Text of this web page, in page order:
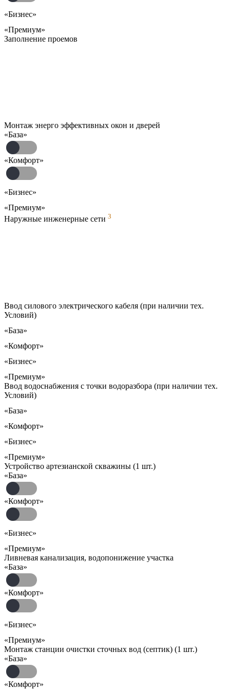
«Бизнес»
«Премиум»
Заполнение проемов
Монтаж энерго эффективных окон и дверей
«База»
«Комфорт»
«Бизнес»
«Премиум»
Наружные инженерные сети 3
Ввод силового электрического кабеля (при наличии тех.
Условий)
«База»
«Комфорт»
«Бизнес»
«Премиум»
Ввод водоснабжения с точки водоразбора (при наличии тех.
Условий)
«База»
«Комфорт»
«Бизнес»
«Премиум»
Устройство артезианской скважины (1 шт.)
«База»
«Комфорт»
«Бизнес»
«Премиум»
Ливневая канализация, водопонижение участка
«База»
«Комфорт»
«Бизнес»
«Премиум»
Монтаж станции очистки сточных вод (септик) (1 шт.)
«База»
«Комфорт»